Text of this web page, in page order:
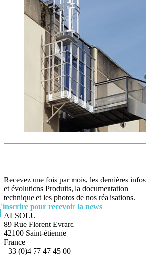
Recevez une fois par mois, les dernières infos
et évolutions Produits, la documentation
technique et les photos de nos réalisations.
pour recevoir la news
ALSOLU
89 Rue Florent Evrard
42100 Saint-étienne
France
+33 (0)4 77 47 45 00